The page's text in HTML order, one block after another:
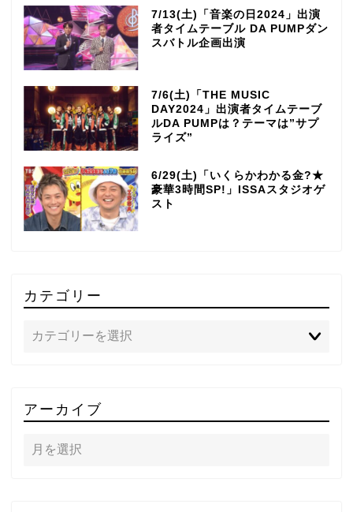
7/13(土)「音楽の日2024」出演
者タイムテーブル DA PUMPダン
スバトル企画出演
7/6(土)「THE MUSIC
DAY2024」出演者タイムテーブ
ルDA PUMPは？テーマは”サプ
ライズ”
6/29(土)「いくらかわかる金?★
豪華3時間SP!」ISSAスタジオゲ
スト
カテゴリー
アーカイブ